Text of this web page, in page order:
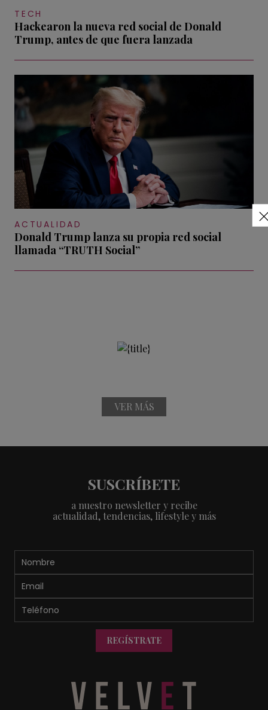
TECH
Hackearon la nueva red social de Donald
Trump, antes de que fuera lanzada
ACTUALIDAD
Donald Trump lanza su propia red social
llamada “TRUTH Social”
VER MÁS
SUSCRÍBETE
a nuestro newsletter y recibe
actualidad, tendencias, lifestyle y más
REGÍSTRATE